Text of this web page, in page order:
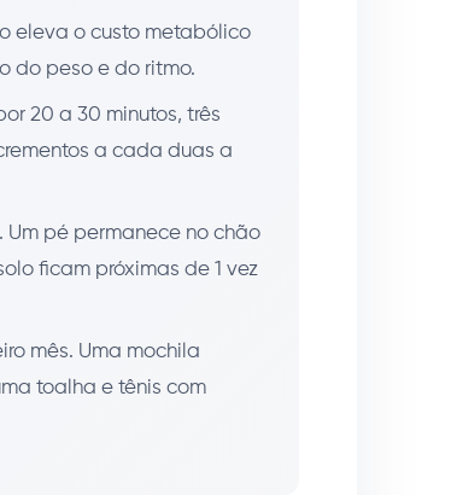
eleva o custo metabólico
do peso e do ritmo.
20 a 30 minutos, três
a cada duas a
pé permanece no chão
ficam próximas de 1 vez
mês. Uma mochila
toalha e tênis com